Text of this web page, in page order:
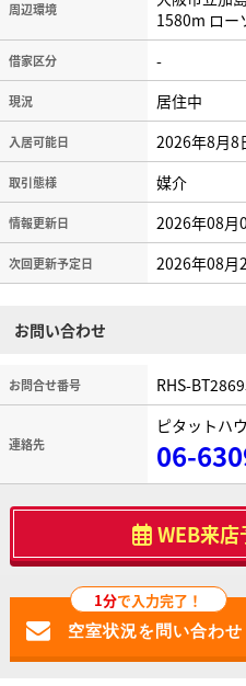
周辺環境
1580m ロー
借家区分 -
現況 居住中
入居可能日 2026年8月8
取引態様 媒介
情報更新日 2026年08月
次回更新予定日 2026年08月
お問い合わせ
お問合せ番号 RHS-
連絡先
ピタットハ
06-
WEB来
1分で入力完了！